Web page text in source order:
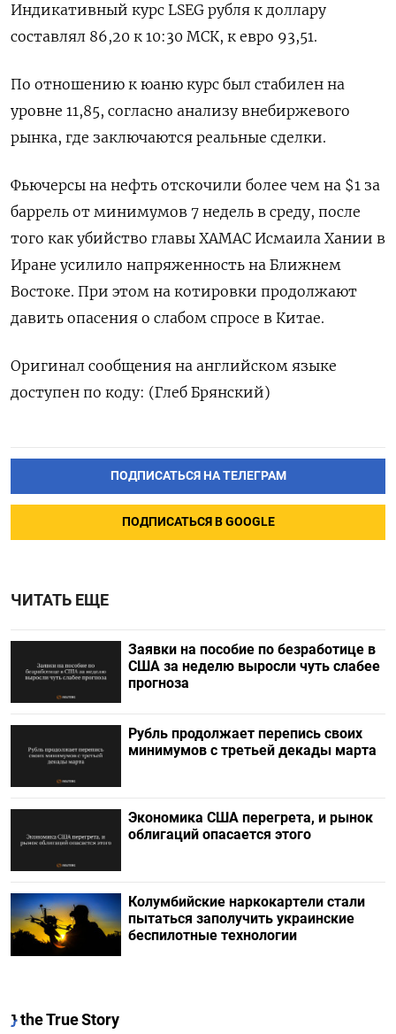
Индикативный курс LSEG рубля к доллару
составлял 86,20 к 10:30 МСК, к евро 93,51.
По отношению к юаню курс был стабилен на
уровне 11,85, согласно анализу внебиржевого
рынка, где заключаются реальные сделки.
Фьючерсы на нефть отскочили более чем на $1 за
баррель от минимумов 7 недель в среду, после
того как убийство главы ХАМАС Исмаила Хании в
Иране усилило напряженность на Ближнем
Востоке. При этом на котировки продолжают
давить опасения о слабом спросе в Китае.
Оригинал сообщения на английском языке
доступен по коду: (Глеб Брянский)
ПОДПИСАТЬСЯ НА ТЕЛЕГРАМ
ПОДПИСАТЬСЯ В GOOGLE
ЧИТАТЬ ЕЩЕ
Заявки на пособие по безработице в
США за неделю выросли чуть слабее
прогноза
Рубль продолжает перепись своих
минимумов с третьей декады марта
Экономика США перегрета, и рынок
облигаций опасается этого
Колумбийские наркокартели стали
пытаться заполучить украинские
беспилотные технологии